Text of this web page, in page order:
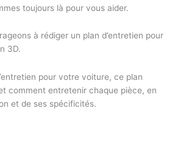
toujours là pour vous aider.
à rédiger un plan d’entretien pour
3D.
pour votre voiture, ce plan
comment entretenir chaque pièce, en
et de ses spécificités.